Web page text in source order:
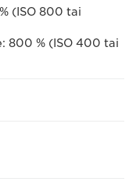
(ISO 800 tai
800 % (ISO 400 tai